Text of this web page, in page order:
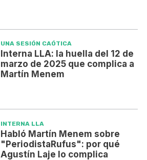
UNA SESIÓN CAÓTICA
Interna LLA: la huella del 12 de
marzo de 2025 que complica a
Martín Menem
INTERNA LLA
Habló Martín Menem sobre
"PeriodistaRufus": por qué
Agustín Laje lo complica